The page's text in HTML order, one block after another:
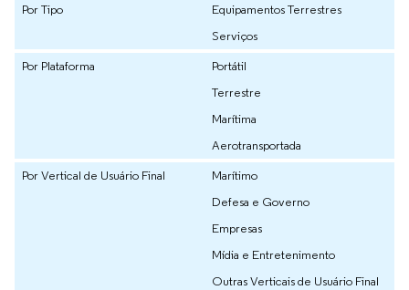
Por Tipo
Equipamentos Terrestres
Serviços
Por Plataforma
Portátil
Terrestre
Marítima
Aerotransportada
Por Vertical de Usuário Final
Marítimo
Defesa e Governo
Empresas
Mídia e Entretenimento
Outras Verticais de Usuário Final